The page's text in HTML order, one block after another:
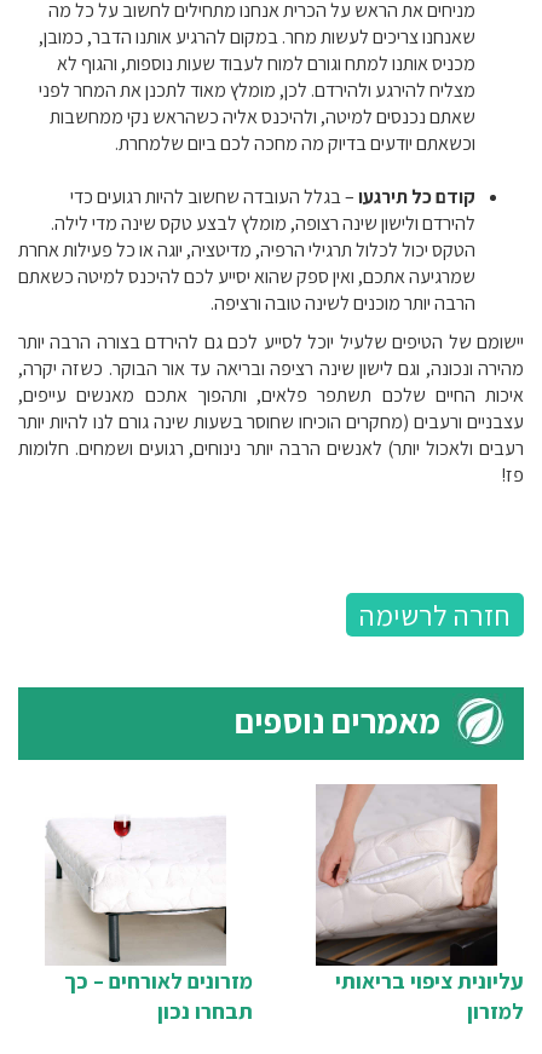
מניחים את הראש על הכרית אנחנו מתחילים לחשוב על כל מה
שאנחנו צריכים לעשות מחר. במקום להרגיע אותנו הדבר, כמובן,
מכניס אותנו למתח וגורם למוח לעבוד שעות נוספות, והגוף לא
מצליח להירגע ולהירדם. לכן, מומלץ מאוד לתכנן את המחר לפני
שאתם נכנסים למיטה, ולהיכנס אליה כשהראש נקי ממחשבות
וכשאתם יודעים בדיוק מה מחכה לכם ביום שלמחרת.
קודם כל תירגעו– בגלל העובדה שחשוב להיות רגועים כדי
להירדם ולישון שינה רצופה, מומלץ לבצע טקס שינה מדי לילה.
הטקס יכול לכלול תרגילי הרפיה, מדיטציה, יוגה או כל פעילות אחרת
שמרגיעה אתכם, ואין ספק שהוא יסייע לכם להיכנס למיטה כשאתם
הרבה יותר מוכנים לשינה טובה ורציפה.
יישומם של הטיפים שלעיל יוכל לסייע לכם גם להירדם בצורה הרבה יותר
מהירה ונכונה, וגם לישון שינה רציפה ובריאה עד אור הבוקר. כשזה יקרה,
איכות החיים שלכם תשתפר פלאים, ותהפוך אתכם מאנשים עייפים,
עצבניים ורעבים (מחקרים הוכיחו שחוסר בשעות שינה גורם לנו להיות יותר
רעבים ולאכול יותר) לאנשים הרבה יותר נינוחים, רגועים ושמחים. חלומות
פז!
חזרה לרשימה
מאמרים נוספים
מזרונים לאורחים – כך
תבחרו נכון
עליונית ציפוי בריאותי
למזרון